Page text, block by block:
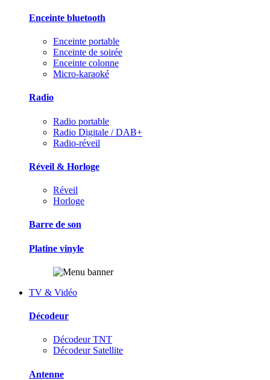
Enceinte bluetooth
Enceinte portable
Enceinte de soirée
Enceinte colonne
Micro-karaoké
Radio
Radio portable
Radio Digitale / DAB+
Radio-réveil
Réveil & Horloge
Réveil
Horloge
Barre de son
Platine vinyle
TV & Vidéo
Décodeur
Décodeur TNT
Décodeur Satellite
Antenne